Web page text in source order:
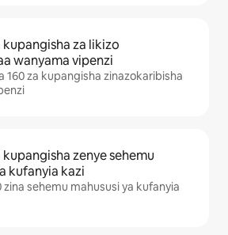
kupangisha za likizo
wanyama vipenzi
160 za kupangisha zinazokaribisha
kupangisha zenye sehemu
kufanyia kazi
zina sehemu mahususi ya kufanyia